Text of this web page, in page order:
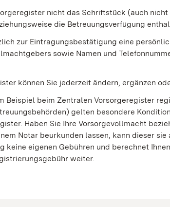
nicht das Schriftstück (auch nicht
die Betreuungsverfügung
zur Eintragungsbestätigung eine
sowie Namen und
können Sie jederzeit ändern, ergänzen
Beispiel beim Zentralen Vorsorgeregister
gelten besondere
Haben Sie Ihre Vorsorgevollmacht
Notar beurkunden lassen, kann dieser sie
keine eigenen Gebühren und berechnet
weiter.